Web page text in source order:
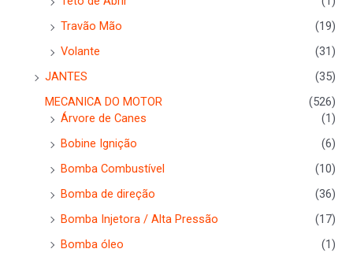
Travão Mão
(19)
Volante
(31)
JANTES
(35)
MECANICA DO MOTOR
(526)
Árvore de Canes
(1)
Bobine Ignição
(6)
Bomba Combustível
(10)
Bomba de direção
(36)
Bomba Injetora / Alta Pressão
(17)
Bomba óleo
(1)